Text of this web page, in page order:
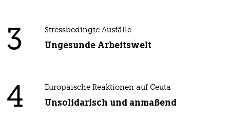
3 Stressbedingte Ausfälle
Ungesunde Arbeitswelt
4 Europäische Reaktionen auf Ceuta
Unsolidarisch und anmaßend